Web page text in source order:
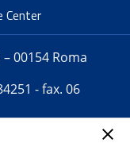
Center
00154 Roma
- fax. 06